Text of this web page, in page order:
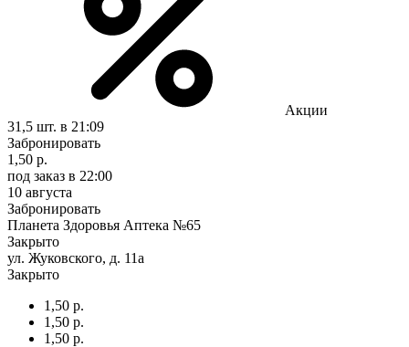
Акции
31,5 шт. в 21:09
Забронировать
1,50 р.
под заказ в 22:00
10 августа
Забронировать
Планета Здоровья Аптека №65
Закрыто
ул. Жуковского, д. 11а
Закрыто
1,50 р.
1,50 р.
1,50 р.